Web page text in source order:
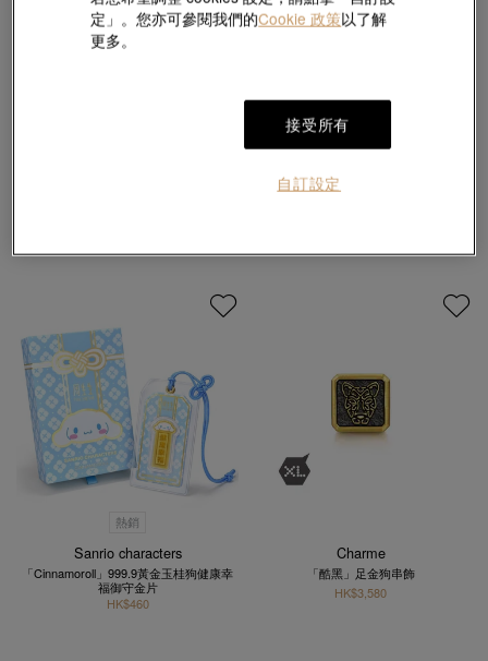
Charme
「浪漫奇緣」足金拉布拉多串飾
熱銷
Sanrio characters
「Cinnamoroll」999.9黃金玉桂狗健康幸
福御守金片
HK$460
Charme
「酷黑」足金狗串飾
HK$3,580
定」。您亦可參閱我們的Cookie 政策以了解
更多。
接受所有
自訂設定